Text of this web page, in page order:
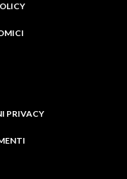
PRIVACY